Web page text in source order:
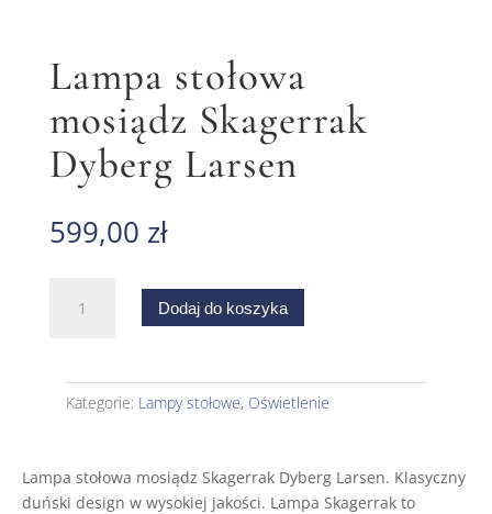
Lampa stołowa
mosiądz Skagerrak
Dyberg Larsen
599,00 zł
Lampa
Dyberg
Dodaj do koszyka
Kategorie: Lampy stołowe, Oświetlenie
Lampa stołowa mosiądz Skagerrak Dyberg Larsen. Klasyczny
duński design w wysokiej jakości. Lampa Skagerrak to